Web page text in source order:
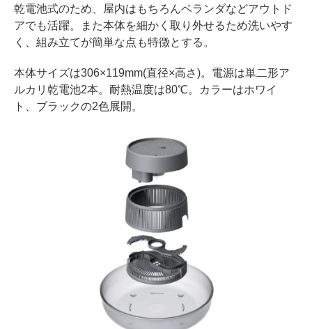
乾電池式のため、屋内はもちろんベランダなどアウトド
アでも活躍。また本体を細かく取り外せるため洗いやす
く、組み立てが簡単な点も特徴とする。
本体サイズは306×119mm(直径×高さ)。電源は単二形ア
ルカリ乾電池2本。耐熱温度は80℃。カラーはホワイ
ト、ブラックの2色展開。